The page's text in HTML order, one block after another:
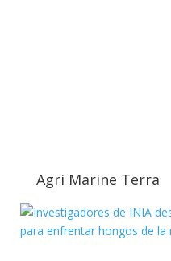
Agri Marine Terra